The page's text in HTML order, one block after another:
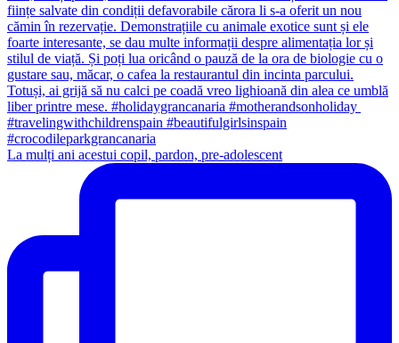
La mulți ani acestui copil, pardon, pre-adolescent